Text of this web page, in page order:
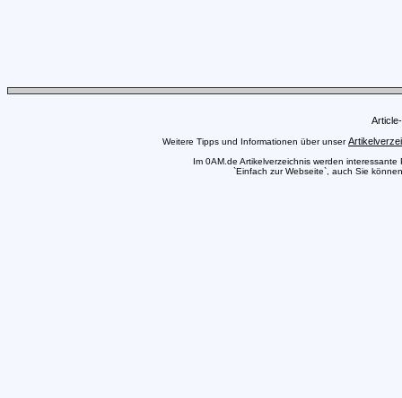
Weitere Tipps und Informationen über unser
Im 0AM.de Artikelverzeichnis werden
`Einfach zur Webseite`, auch Sie